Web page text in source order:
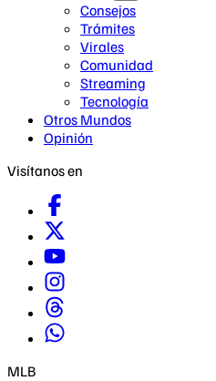
Consejos
Trámites
Virales
Comunidad
Streaming
Tecnología
Otros Mundos
Opinión
Visítanos en
MLB